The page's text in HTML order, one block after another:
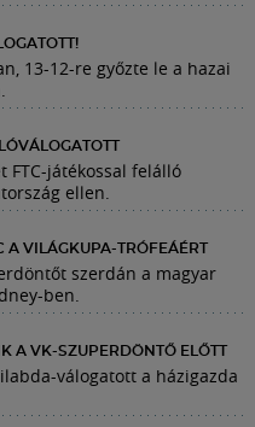
13-12-re győzte le a hazai
FTC-játékossal felálló
ellen.
A VILÁGKUPA-TRÓFEÁÉRT
szerdán a magyar
ben.
A VK-SZUPERDÖNTŐ ELŐTT
válogatott a házigazda